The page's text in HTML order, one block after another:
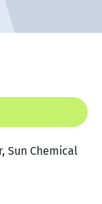
Sun Chemical